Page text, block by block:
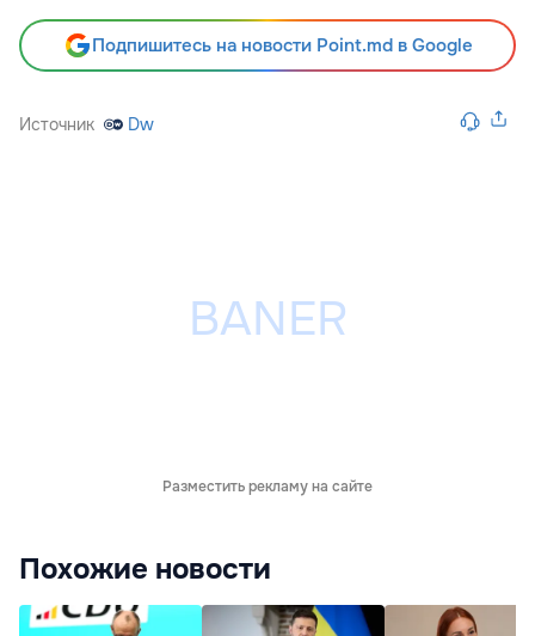
Подпишитесь на новости Point.md в Google
Источник Dw
Разместить рекламу на сайте
Похожие новости